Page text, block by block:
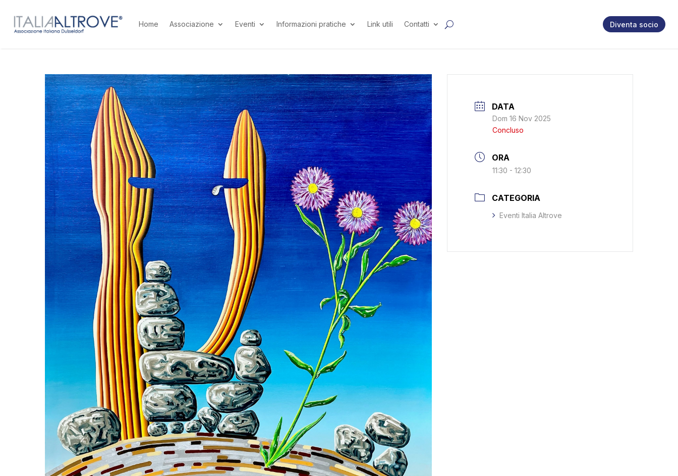
Home Associazione Eventi Informazioni pratiche Link utili Contatti Diventa socio
DATA
Dom 16 Nov 2025
Concluso
ORA
11:30 - 12:30
CATEGORIA
Eventi Italia Altrove